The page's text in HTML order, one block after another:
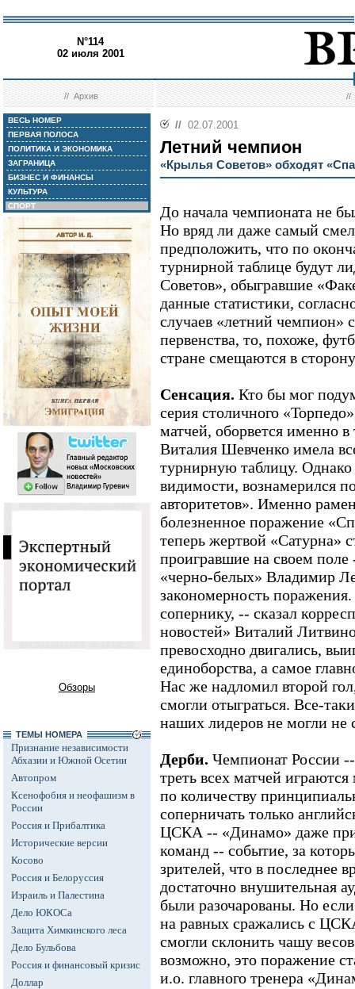
N°114
02 июля 2001
//Архив //
ВЕСЬ НОМЕР
ПЕРВАЯ ПОЛОСА
ПОЛИТИКА И ЭКОНОМИКА
ЗАГРАНИЦА
БИЗНЕС И ФИНАНСЫ
КУЛЬТУРА
СПОРТ
Обзоры
ТЕМЫ НОМЕРА
Признание независимости
Абхазии и Южной Осетии
Автопром
Ксенофобия и неофашизм в
России
Россия и Прибалтика
Исторические версии
Косово
Россия и Белоруссия
Израиль и Палестина
Дело ЮКОСа
Защита Химкинского леса
Дело Бульбова
Россия и финансовый кризис
Доллар
// 02.07.2001
Летний чемпион
«Крылья Советов» обходят
До начала чемпионата не
Но вряд ли даже самый
предположить, что по
турнирной таблице будут
Советов», обыгравшие
данные статистики,
случаев «летний чемпион»
первенства, то, похоже,
стране смещаются в
Сенсация. Кто бы мог
серия столичного
матчей, оборвется именно
Виталия Шевченко имела
турнирную таблицу.
видимости, вознамерился
авторитетов». Именно
болезненное поражение
теперь жертвой «Сатурна»
проигравшие на своем
«черно-белых» Владимир
закономерность
сопернику, -- сказал
новостей» Виталий
превосходно двигались,
единоборства, а самое
Нас же надломил второй
смогли отыграться. Все-
наших лидеров не могли не
Дерби. Чемпионат России
треть всех матчей
по количеству
соперничать только
ЦСКА -- «Динамо» даже при
команд -- событие, за
зрителей, что в последнее
достаточно внушительная
были разочарованы. Но
на равных сражались с
смогли склонить чашу
возможно, это поражение
и.о. главного тренера